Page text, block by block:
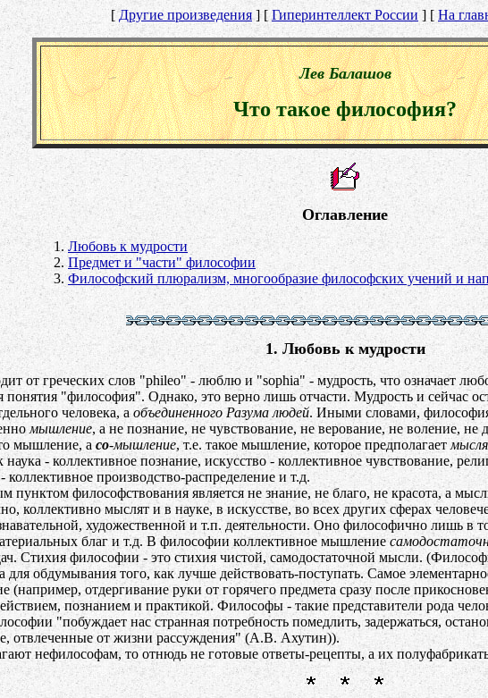
[Другие произведения ] [ Гиперинтеллект России ] [ На
Лев Балашов
Что такое философия?
Оглавление
Любовь к мудрости
Предмет и "части" философии
Философский плюрализм, многообразие философских учений и
1. Любовь к мудрости
от греческих слов "phileo" - люблю и "sophia" - мудрость, что означает
понятия "философия". Однако, это верно лишь отчасти. Мудрость и сейчас
человека, аобъединенного Разума людей. Иными словами,
мышление, а не познание, не чувствование, не верование, не воление, не
мышление, а со-мышление, т.е. такое мышление, которое предполагает
- коллективное познание, искусство - коллективное чувствование,
производство-распределение и т.д.
философствования является не знание, не благо, не красота, а
коллективно мыслят и в науке, в искусстве, во всех других сферах
художественной и т.п. деятельности. Оно философично лишь в
благ и т.д. В философии коллективное мышление
Стихия философии - это стихия чистой, самодостаточной мысли.
для обдумывания того, как лучше действовать-поступать. Самое
(например, отдергивание руки от горячего предмета сразу после
познанием и практикой. Философы - такие представители рода
"побуждает нас странная потребность помедлить, задержаться,
отвлеченные от жизни рассуждения" (А.В. Ахутин)).
нефилософам, то отнюдь не готовые ответы-рецепты, а их